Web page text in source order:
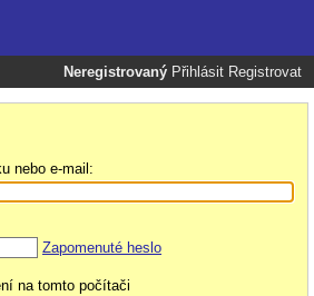
Neregistrovaný Přihlásit Registrovat
nebo e-mail:
Zapomenuté heslo
na tomto počítači